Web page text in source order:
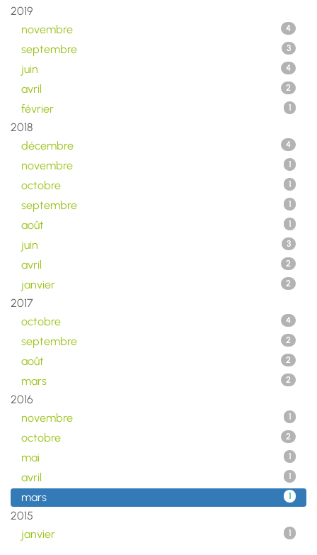
2019
novembre
4
septembre 3
juin 4
avril 2
février 1
2018
décembre
4
novembre 1
octobre 1
septembre 1
août 1
juin 3
avril 2
janvier 2
2017
octobre
4
septembre 2
août 2
mars 2
2016
novembre
1
octobre 2
mai 1
avril 1
mars 1
2015
janvier
1